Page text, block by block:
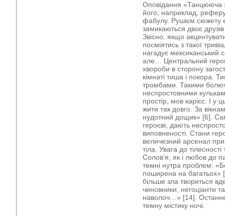
Оповідання «Танцююча
його, наприклад,
фабулу. Рушієм сюжету
замикаються двоє
Звісно, якщо
посміятись з такої
нагадує мексиканський
але… Центральний
хвороби в сторону
кімнаті тиша і покора.
тромбами. Такими
неспростовними
простір, мов карієс. І у
жити так довго. За
нудотний дощик» [6].
героєві, дають
виповненості. Стани
величезний арсенал
тіла. Увага до
Солов’я, як і любов до
темні нутра проблем:
поширена на
більше зла твориться
чиновники, негоціанти
наволоч…» [14].
темну містику ночі.